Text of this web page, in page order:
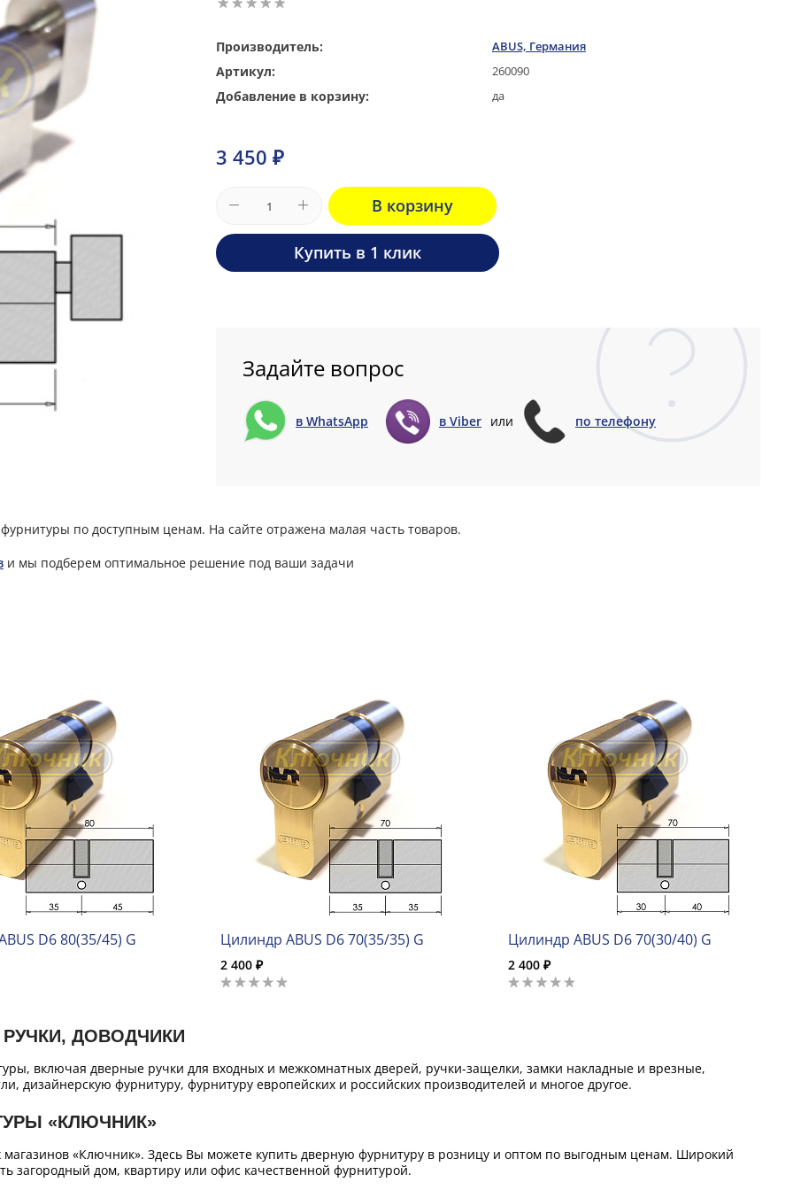
Производитель: ABUS, Германия
Артикул: 260090
Добавление в корзину: да
3 450 ₽
В корзину
Купить в 1 клик
Задайте вопрос
в WhatsApp в Viber или по телефону
по доступным ценам. На сайте отражена малая часть товаров.
и мы подберем оптимальное решение под ваши задачи
D6 80(35/45) G Цилиндр ABUS D6 70(35/35) G
2 400 ₽
Цилиндр ABUS D6 70(30/40) G
2 400 ₽
ДОВОДЧИКИ
включая дверные ручки для входных и межкомнатных дверей, ручки-защелки, замки накладные и врезные,
дизайнерскую фурнитуру, фурнитуру европейских и российских производителей и многое другое.
«КЛЮЧНИК»
магазинов «Ключник». Здесь Вы можете купить дверную фурнитуру в розницу и оптом по выгодным ценам. Широкий
загородный дом, квартиру или офис качественной фурнитурой.